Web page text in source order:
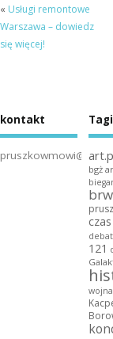
« Usługi remontowe
Warszawa – dowiedz
się więcej!
kontakt Tagi
bgż
121